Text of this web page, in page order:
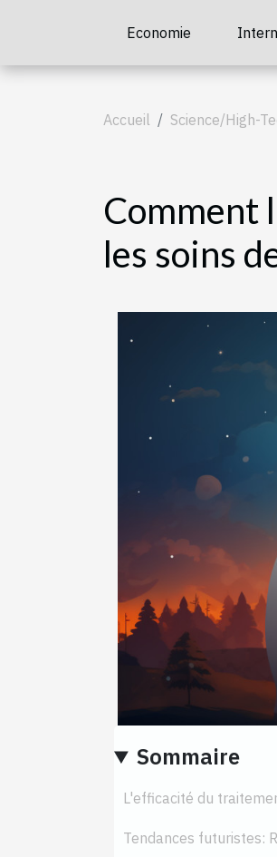
Economie
Accueil Science/High-
Comment
les soins
Sommaire
L'efficacité du
Tendances futuristes: